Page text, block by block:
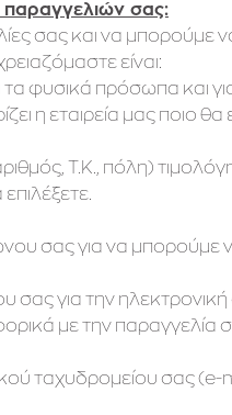
παραγγελιών σας:
σας και να
είναι:
φυσικά πρόσωπα και
η εταιρεία μας ποιο
Τ.Κ., πόλη)
σας για να μπορούμε
σας για την
με την παραγγελία
ταχυδρομείου σας